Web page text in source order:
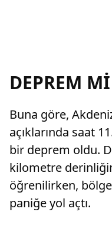
DEPREM
Buna göre,
açıklarında saat
bir deprem oldu.
kilometre
öğrenilirken,
paniğe yol açtı.